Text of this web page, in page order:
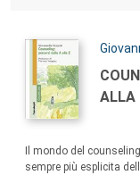
aiutarli ad affrontare le
Autori:
Titolo:
ALLA
Il mondo del
sempre più esplicita